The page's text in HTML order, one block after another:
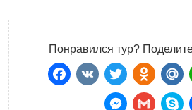
Понравился тур?
Facebook
VKTwitter